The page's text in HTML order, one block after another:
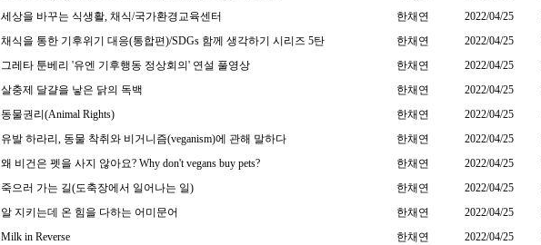
세상을 바꾸는 식생활, 채식/국가환경교육센터 한채연 2022/04/25
채식을 통한 기후위기 대응(통합편)/SDGs 함께 생각하기 시리즈 5탄 한채연 2022/04/25
그레타 툰베리 '유엔 기후행동 정상회의' 연설 풀영상 한채연 2022/04/25
살충제 달걀을 낳은 닭의 독백 한채연 2022/04/25
동물권리(Animal Rights) 한채연 2022/04/25
유발 하라리, 동물 착취와 비거니즘(veganism)에 관해 말하다 한채연 2022/04/25
왜 비건은 펫을 사지 않아요? Why don't vegans buy pets? 한채연 2022/04/25
죽으러 가는 길(도축장에서 일어나는 일) 한채연 2022/04/25
알 지키는데 온 힘을 다하는 어미문어 한채연 2022/04/25
Milk in Reverse 한채연 2022/04/25